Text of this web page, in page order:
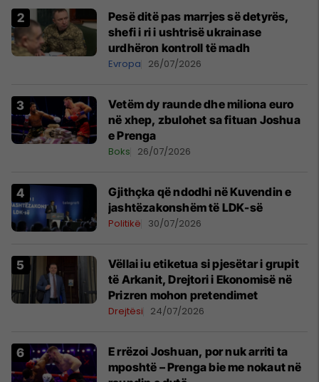
Pesë ditë pas marrjes së detyrës,
shefi i ri i ushtrisë ukrainase
urdhëron kontroll të madh
Evropa 26/07/2026
Vetëm dy raunde dhe miliona euro
në xhep, zbulohet sa fituan Joshua
e Prenga
Boks 26/07/2026
Gjithçka që ndodhi në Kuvendin e
jashtëzakonshëm të LDK-së
Politikë 30/07/2026
Vëllai iu etiketua si pjesëtar i grupit
të Arkanit, Drejtori i Ekonomisë në
Prizren mohon pretendimet
Drejtësi 24/07/2026
E rrëzoi Joshuan, por nuk arriti ta
mposhtë – Prenga bie me nokaut në